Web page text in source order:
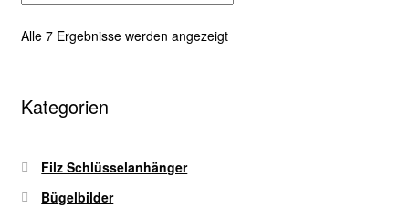
Alle 7 Ergebnisse werden angezeigtNach
Kategorien
Filz Schlüsselanhänger
Bügelbilder